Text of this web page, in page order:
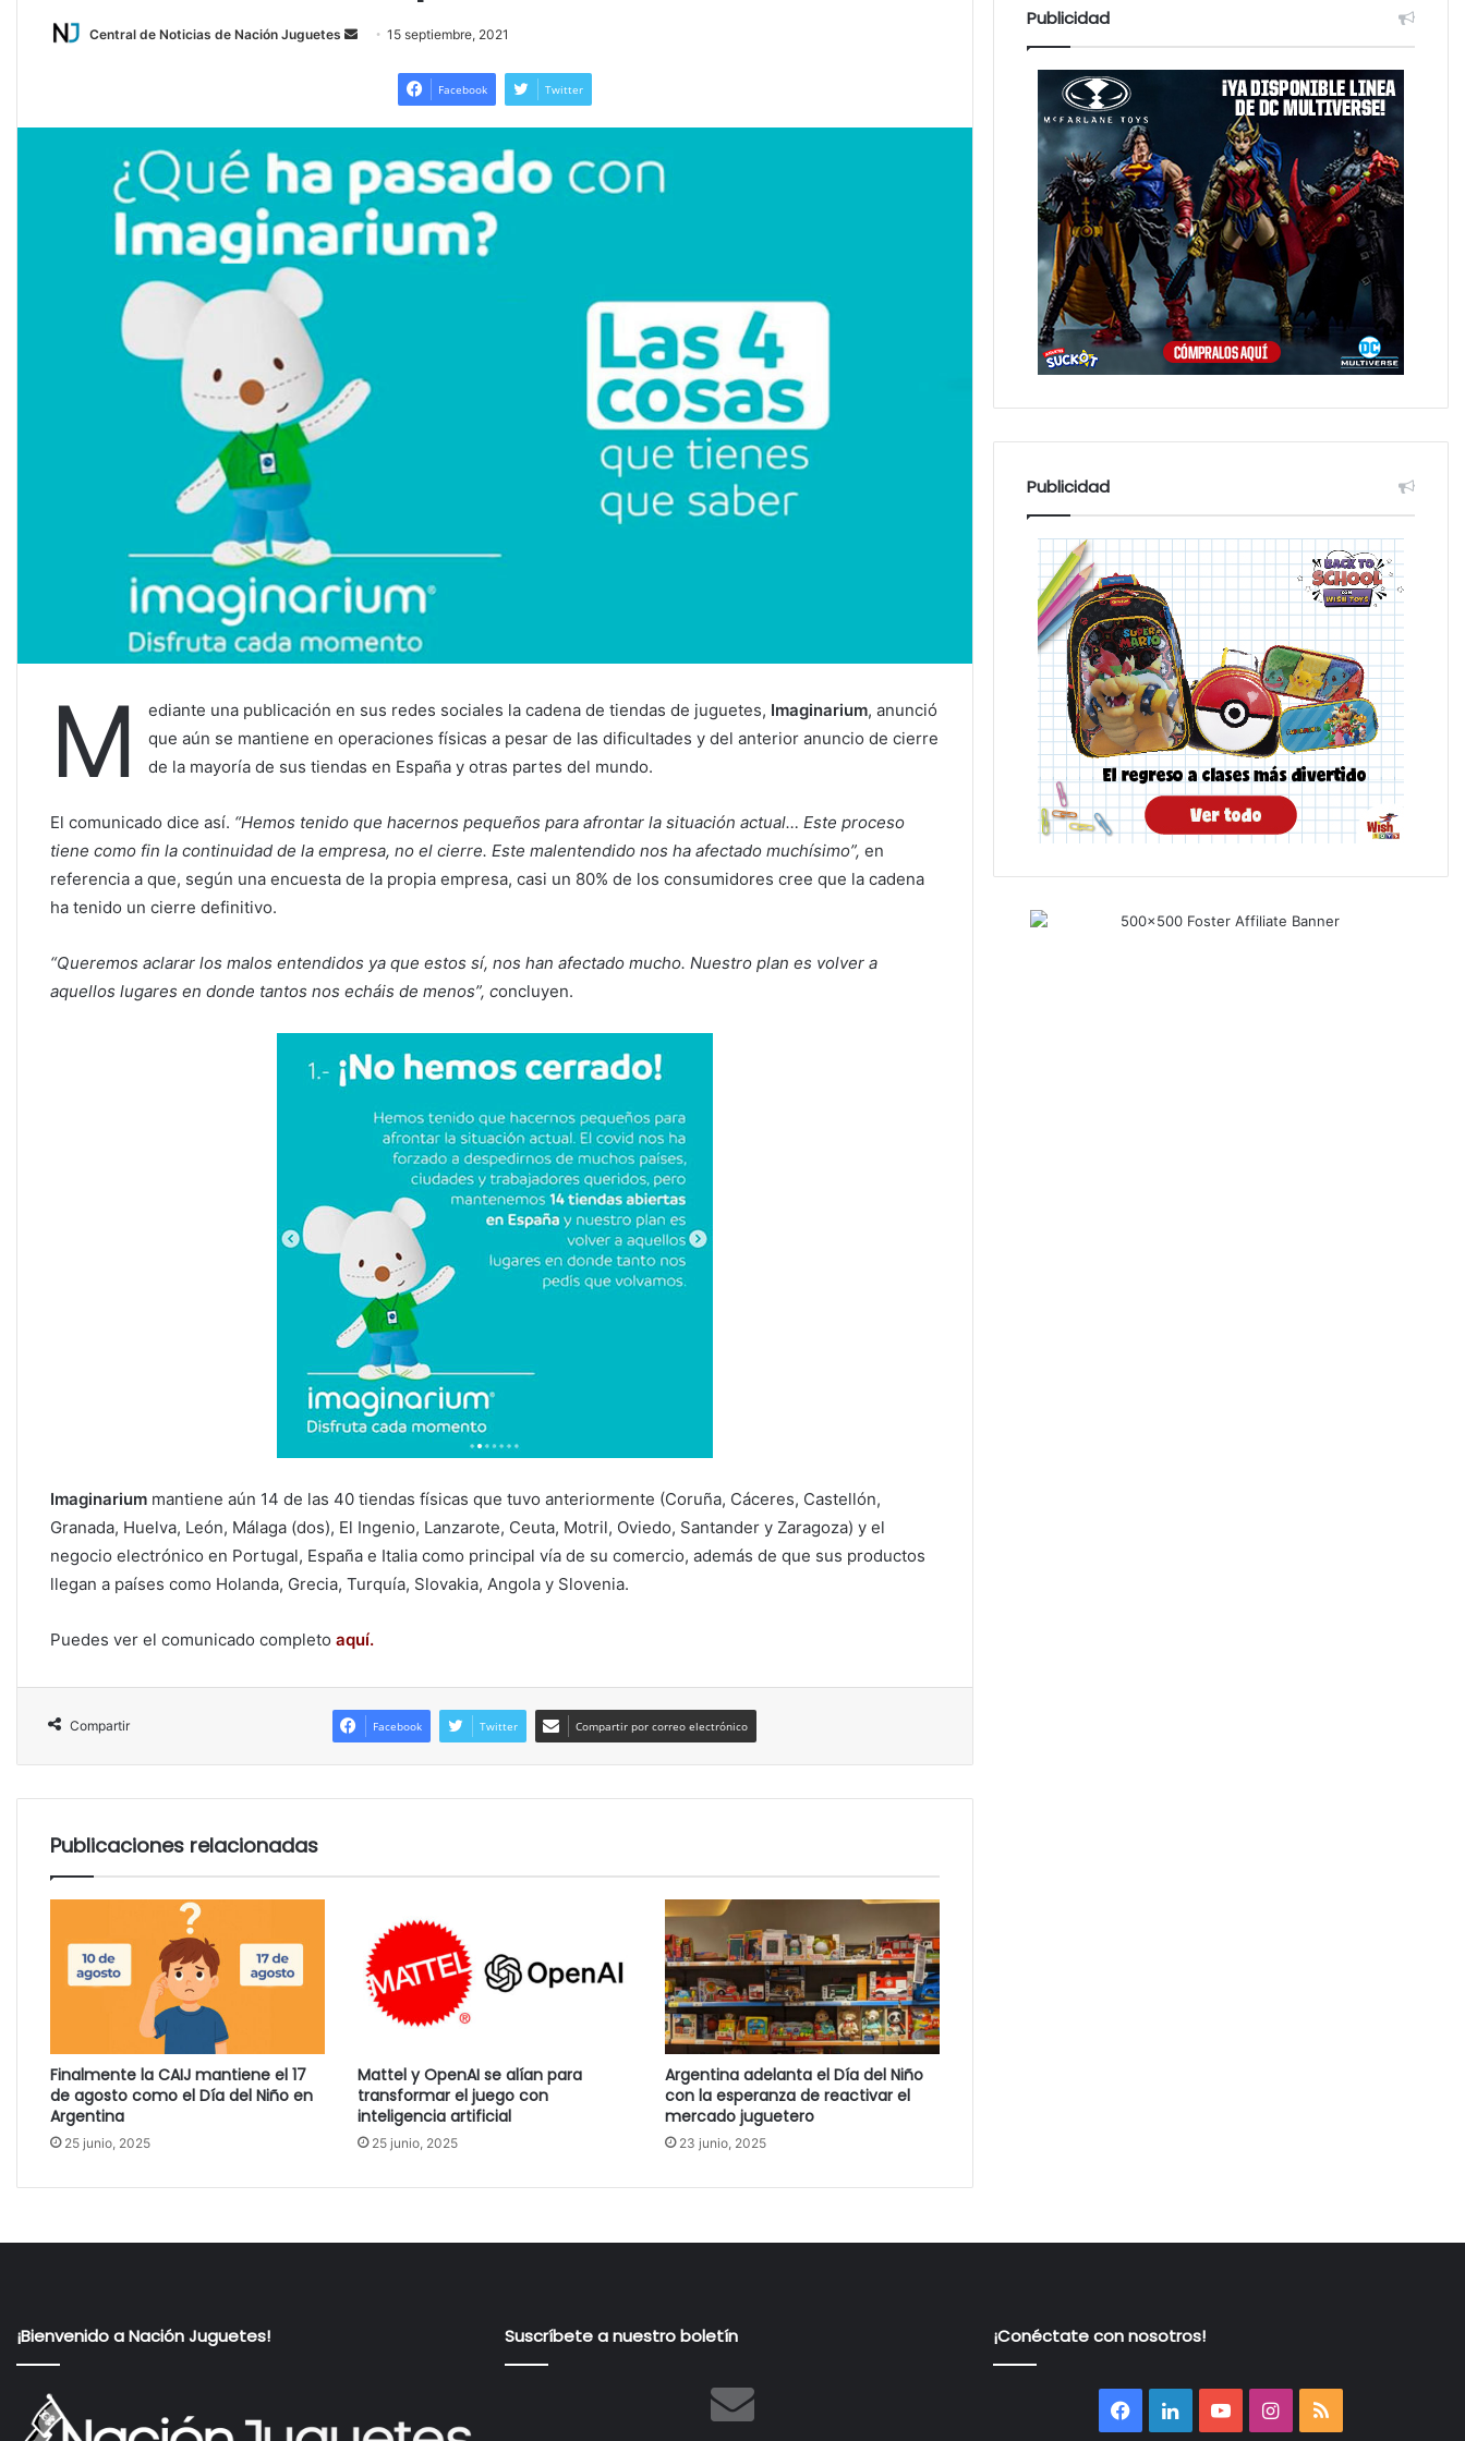
Central de Noticias de Nación Juguetes
n
e
m
15 septiembre, 2021
Facebook Twitter
M ediante una publicación en sus redes sociales la cadena de tiendas de juguetes, Imaginarium, anunció
que aún se mantiene en operaciones físicas a pesar de las dificultades y del anterior anuncio de cierre
de la mayoría de sus tiendas en España y otras partes del mundo.
El comunicado dice así. “Hemos tenido que hacernos pequeños para afrontar la situación actual… Este proceso
tiene como fin la continuidad de la empresa, no el cierre. Este malentendido nos ha afectado muchísimo”, en
referencia a que, según una encuesta de la propia empresa, casi un 80% de los consumidores cree que la cadena
ha tenido un cierre definitivo.
“Queremos aclarar los malos entendidos ya que estos sí, nos han afectado mucho. Nuestro plan es volver a
aquellos lugares en donde tantos nos echáis de menos”, concluyen.
Imaginarium mantiene aún 14 de las 40 tiendas físicas que tuvo anteriormente (Coruña, Cáceres, Castellón,
Granada, Huelva, León, Málaga (dos), El Ingenio, Lanzarote, Ceuta, Motril, Oviedo, Santander y Zaragoza) y el
negocio electrónico en Portugal, España e Italia como principal vía de su comercio, además de que sus productos
llegan a países como Holanda, Grecia, Turquía, Slovakia, Angola y Slovenia.
Puedes ver el comunicado completo aquí.
Compartir Facebook Twitter Compartir por correo electrónico
Publicaciones relacionadas
Finalmente la CAIJ mantiene el 17
de agosto como el Día del Niño en
Argentina
25 junio, 2025
Mattel y OpenAI se alían para
transformar el juego con
inteligencia artificial
25 junio, 2025
Argentina adelanta el Día del Niño
con la esperanza de reactivar el
mercado juguetero
23 junio, 2025
Publicidad
Publicidad
¡Bienvenido a Nación Juguetes! Suscríbete a nuestro boletín ¡Conéctate con nosotros!
Facebook
LinkedInYouTubeInstagram
RSS